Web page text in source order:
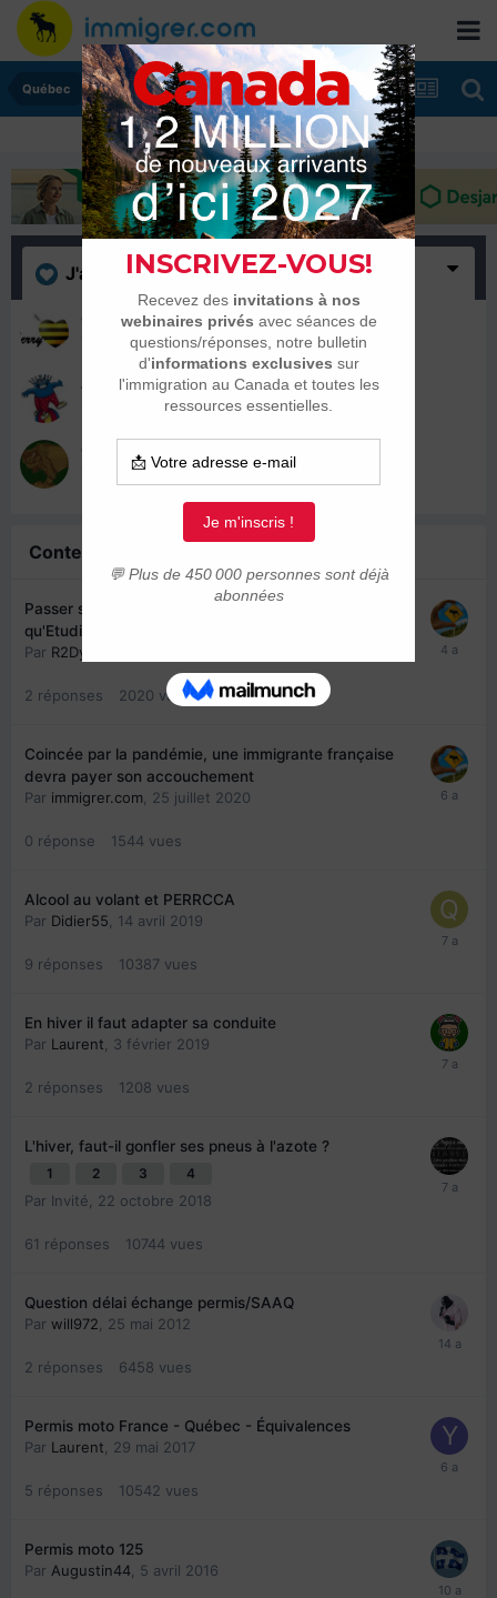
Québec
J'aime (3)
Cherrybee
17 novembre 2016
Johanna Bonnet Guinet
16 novembre 2016
16 novembre 2016
Contenu similaire
Passer son permis de conduire au Québec en tant
qu'Etudiant Français
Par R2Dydou
2 réponses 2020 vues
Coincée par la pandémie, une immigrante française
devra payer son accouchement
Par immigrer.com 25 juillet 2020
0 réponse 1544 vues
Alcool au volant et PERRCCA
Par Didier55 14 avril 2019
9 réponses 10387 vues
En hiver il faut adapter sa conduite
Par Laurent 3 février 2019
2 réponses 1208 vues
L'hiver, faut-il gonfler ses pneus à l'azote ?
1 2 3 4
Par Invité, 22 octobre 2018
61 réponses 10744 vues
Question délai échange permis/SAAQ
Par will972 25 mai 2012
2 réponses 6458 vues
Permis moto France - Québec - Équivalences
Par Laurent 29 mai 2017
5 réponses 10542 vues
Permis moto 125
Par Augustin44 5 avril 2016